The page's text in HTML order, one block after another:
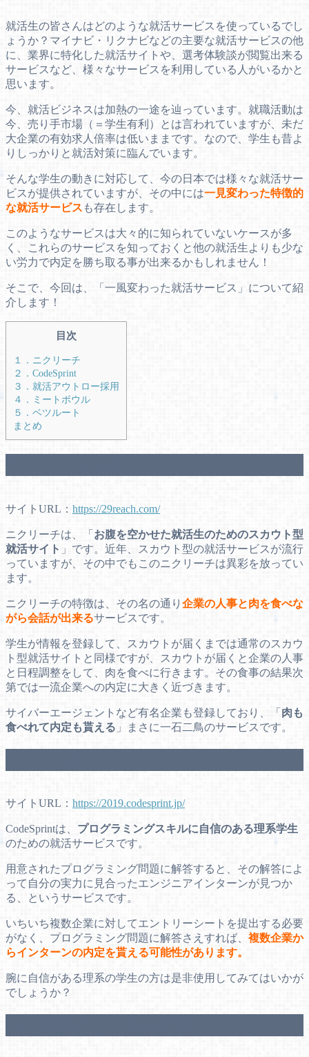
就活生の皆さんはどのような就活サービスを使っているでし
ょうか？マイナビ・リクナビなどの主要な就活サービスの他
に、業界に特化した就活サイトや、選考体験談が閲覧出来る
サービスなど、様々なサービスを利用している人がいるかと
思います。
今、就活ビジネスは加熱の一途を辿っています。就職活動は
今、売り手市場（＝学生有利）とは言われていますが、未だ
大企業の有効求人倍率は低いままです。なので、学生も昔よ
りしっかりと就活対策に臨んでいます。
そんな学生の動きに対応して、今の日本では様々な就活サー
ビスが提供されていますが、その中には一見変わった特徴的
な就活サービス も存在します。
このようなサービスは大々的に知られていないケースが多
く、これらのサービスを知っておくと他の就活生よりも少な
い労力で内定を勝ち取る事が出来るかもしれません！
そこで、今回は、「一風変わった就活サービス」について紹
介します！
目次
１．ニクリーチ
２．CodeSprint
３．就活アウトロー採用
４．ミートボウル
５．ベツルート
まとめ
サイトURL： https://29reach.com/
ニクリーチは、「 お腹を空かせた就活生のためのスカウト型
就活サイト 」です。近年、スカウト型の就活サービスが流行
っていますが、その中でもこのニクリーチは異彩を放ってい
ます。
ニクリーチの特徴は、その名の通り 企業の人事と肉を食べな
がら会話が出来るサービスです。
学生が情報を登録して、スカウトが届くまでは通常のスカウ
ト型就活サイトと同様ですが、スカウトが届くと企業の人事
と日程調整をして、肉を食べに行きます。その食事の結果次
第では一流企業への内定に大きく近づきます。
サイバーエージェントなど有名企業も登録しており、「 肉も
食べれて内定も貰える 」まさに一石二鳥のサービスです。
サイトURL： https://2019.codesprint.jp/
CodeSprintは、 プログラミングスキルに自信のある理系学生
のための就活サービスです。
用意されたプログラミング問題に解答すると、その解答によ
って自分の実力に見合ったエンジニアインターンが見つか
る、というサービスです。
いちいち複数企業に対してエントリーシートを提出する必要
がなく、プログラミング問題に解答さえすれば、 複数企業か
らインターンの内定を貰える可能性があります。
腕に自信がある理系の学生の方は是非使用してみてはいかが
でしょうか？